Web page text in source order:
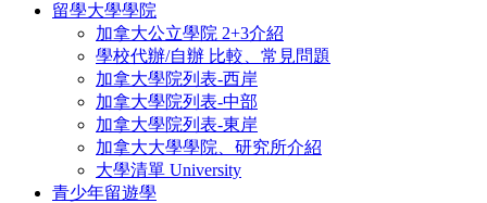
留學大學學院
加拿大公立學院 2+3介紹
學校代辦/自辦 比較、常見問題
加拿大學院列表-西岸
加拿大學院列表-中部
加拿大學院列表-東岸
加拿大大學學院、研究所介紹
大學清單 University
青少年留遊學